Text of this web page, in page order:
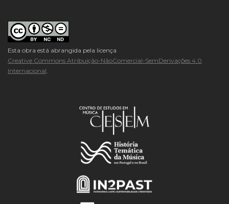
Esta obra está abrangida pela licença
Creative Commons Atribuição-NãoComercial-SemDerivações 4.0
Internacional